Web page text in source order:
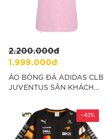
2.200.000đ
1.999.000đ
ÁO BÓNG ĐÁ ADIDAS CLB
JUVENTUS SÂN KHÁCH
HỒNG “KR4647”
-42%